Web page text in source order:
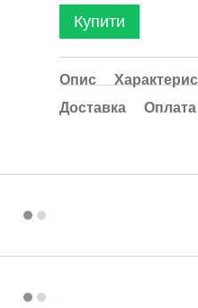
Купити
Опис
Доставка
Оплата